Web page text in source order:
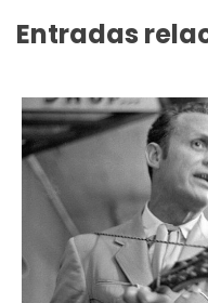
Entradas